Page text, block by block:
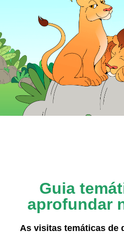
Guia
aprofundar
As visitas temáticas de